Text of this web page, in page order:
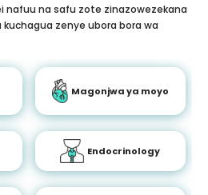
nafuu na safu zote zinazowezekana
zenye ubora bora wa
Magonjwa ya moyo
Endocrinology